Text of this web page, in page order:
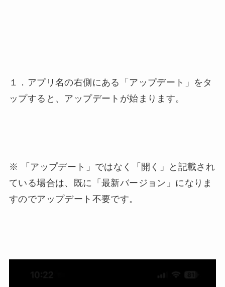
１．アプリ名の右側にある「アップデート」をタ
ップすると、アップデートが始まります。
※ 「アップデート」ではなく「開く」と記載され
ている場合は、既に「最新バージョン」になりま
すのでアップデート不要です。